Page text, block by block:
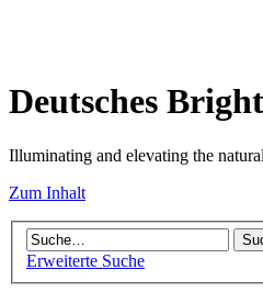
Deutsches
Illuminating and elevating the
Zum Inhalt
Erweiterte Suche